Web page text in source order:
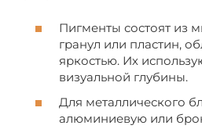
Пигменты состоят из
гранул или пластин,
яркостью. Их
визуальной глубины.
Для металлического
алюминиевую или